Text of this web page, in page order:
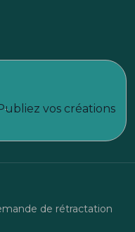
vos créations
de rétractation